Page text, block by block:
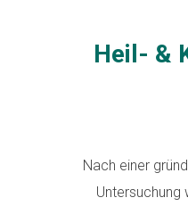
Heil- &
Nach einer
Untersuchung